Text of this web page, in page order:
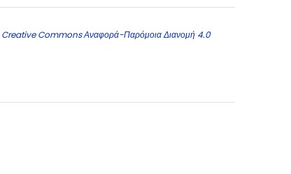
Creative Commons Αναφορά-Παρόμοια Διανομή 4.0